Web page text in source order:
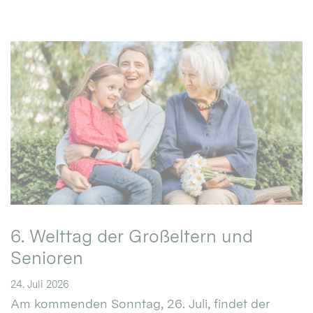
6. Welttag der Großeltern und
Senioren
24. Juli 2026
Am kommenden Sonntag, 26. Juli, findet der